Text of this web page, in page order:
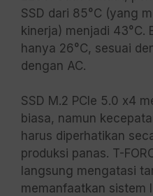
SSD dari 85°C (yang
kinerja) menjadi 43°C.
hanya 26°C, sesuai
dengan AC.
SSD M.2 PCIe 5.0 x4
biasa, namun
harus diperhatikan
produksi panas. T-
langsung mengatasi
memanfaatkan sistem